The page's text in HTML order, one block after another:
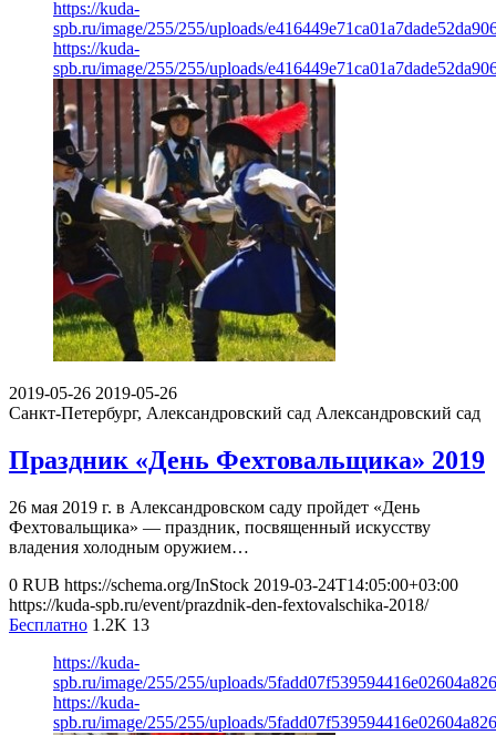
https://kuda-
spb.ru/image/255/255/uploads/
https://kuda-
spb.ru/image/255/255/uploads/
2019-05-26 2019-05-26
Санкт-Петербург, Александровский сад Александровский сад
Праздник «День Фехтовальщика» 2019
26 мая 2019 г. в Александровском саду пройдет «День
Фехтовальщика» — праздник, посвященный искусству
владения холодным оружием…
0 RUB https://schema.org/InStock 2019-03-24T14:05:00+03:00
https://kuda-spb.ru/event/prazdnik-den-fextovalschika-2018/
Бесплатно 1.2K 13
https://kuda-
spb.ru/image/255/255/uploads/
https://kuda-
spb.ru/image/255/255/uploads/